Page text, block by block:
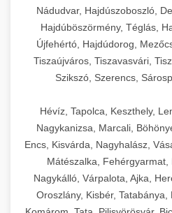
Nádudvar, Hajdúszoboszló,
Hajdúböszörmény, Téglás,
Újfehértó, Hajdúdorog,
Tiszaújváros, Tiszavasvári,
Szikszó, Szerencs,
Hévíz, Tapolca, Keszthely,
Nagykanizsa, Marcali,
Encs, Kisvárda, Nagyhalász,
Mátészalka, Fehérgyarmat,
Nagykálló, Várpalota, Ajka,
Oroszlány, Kisbér, Tatabánya,